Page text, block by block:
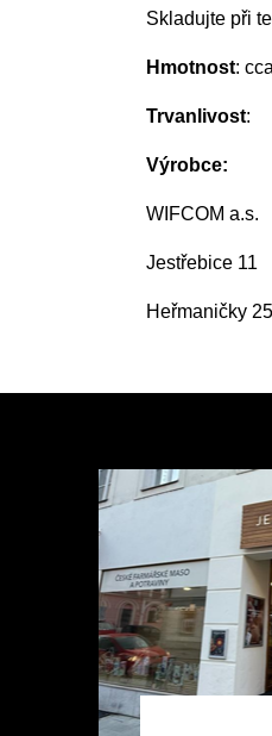
Skladujte při
Hmotnost:
Trvanlivost:
Výrobce:
WIFCOM a.s.
Jestřebice 11
Heřmaničky